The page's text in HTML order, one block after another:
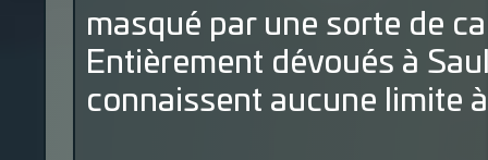
masqué par une sorte de
Entièrement dévoués à
connaissent aucune limite